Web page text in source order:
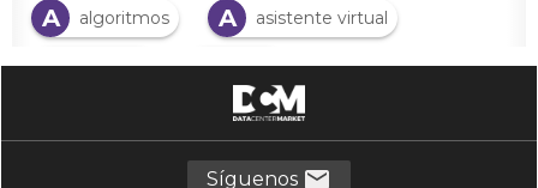
A
algoritmos A asistente virtual
C Chatbot C CMO
comercio electrónico
E ecommerce
Síguenos